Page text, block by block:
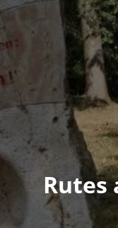
Rutes